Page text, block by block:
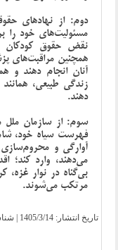
دوم: از نهادهای
مسئولیت‌های خود را
نقض حقوق کودکان
همچنین مراقبت‌های
آنان انجام دهند و
زندگی طبیعی،
دهند.
سوم: از سازمان ملل
فهرست سیاه خود،
آوارگی و
می‌دهند، وارد کند؛
مرتکب می‌شوند.
تاریخ انتشار: 1405/3/14
|